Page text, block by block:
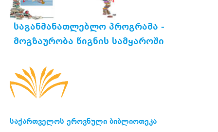
საგანმანათლებლო პროგრამა -
მოგზაურობა წიგნის სამყაროში
საქართველოს ეროვნული ბიბლიოთეკა